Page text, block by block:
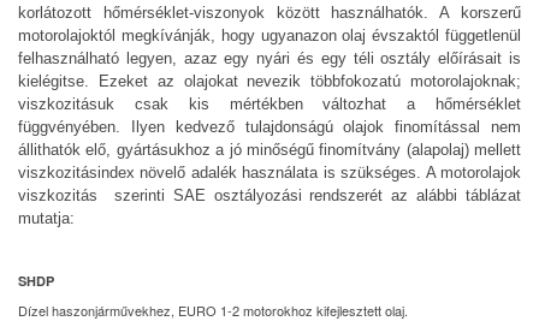
korlátozott hőmérséklet-viszonyok között használhatók. A korszerű
motorolajoktól megkívánják, hogy ugyanazon olaj évszaktól függetlenül
felhasználható legyen, azaz egy nyári és egy téli osztály előírásait is
kielégitse. Ezeket az olajokat nevezik többfokozatú motorolajoknak;
viszkozitásuk csak kis mértékben változhat a hőmérséklet
függvényében. Ilyen kedvező tulajdonságú olajok finomítással nem
állithatók elő, gyártásukhoz a jó minőségű finomítvány (alapolaj) mellett
viszkozitásindex növelő adalék használata is szükséges. A motorolajok
viszkozitás szerinti SAE osztályozási rendszerét az alábbi táblázat
mutatja:
SHDP
Dízel haszonjárművekhez, EURO 1-2 motorokhoz kifejlesztett olaj.